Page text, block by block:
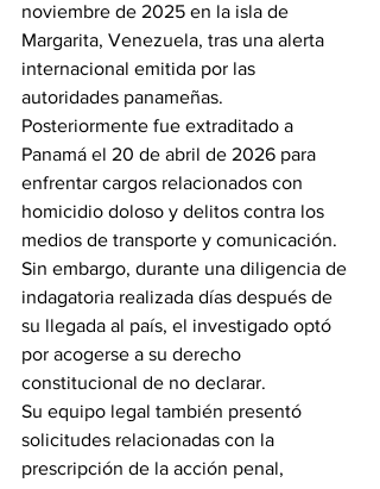
noviembre de 2025 en la isla de
Margarita, Venezuela, tras una alerta
internacional emitida por las
autoridades panameñas.
Posteriormente fue extraditado a
Panamá el 20 de abril de 2026 para
enfrentar cargos relacionados con
homicidio doloso y delitos contra los
medios de transporte y comunicación.
Sin embargo, durante una diligencia de
indagatoria realizada días después de
su llegada al país, el investigado optó
por acogerse a su derecho
constitucional de no declarar.
Su equipo legal también presentó
solicitudes relacionadas con la
prescripción de la acción penal,